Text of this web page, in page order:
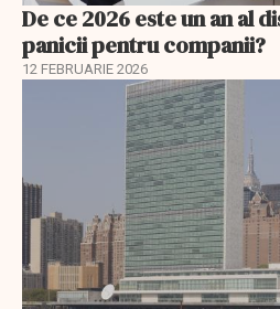
De ce 2026 este un an al
panicii pentru companii?
12 FEBRUARIE 2026